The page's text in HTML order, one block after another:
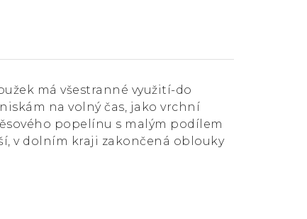
má všestranné využití-do
na volný čas, jako vrchní
popelínu s malým podílem
v dolním kraji zakončená oblouky